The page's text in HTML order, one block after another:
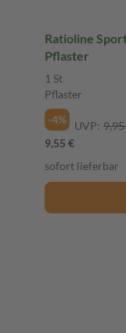
Ratioline
Pflaster
1 St
Pflaster
-4%
UVP:
9,55 €
sofort lieferbar